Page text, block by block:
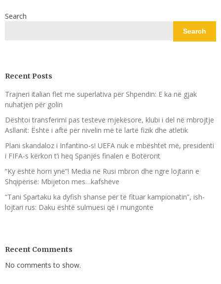
Search
Search
Recent Posts
Trajneri italian flet me superlativa për Shpendin: E ka në gjak
nuhatjen për golin
Dështoi transferimi pas testeve mjekësore, klubi i del në mbrojtje
Asllanit: Është i aftë për nivelin më të lartë fizik dhe atletik
Plani skandaloz i Infantino-s! UEFA nuk e mbështet më, presidenti
i FIFA-s kërkon t’i heq Spanjës finalen e Botërorit
“Ky është horri ynë”! Media në Rusi mbron dhe ngre lojtarin e
Shqipërisë: Mbijeton mes…kafshëve
“Tani Spartaku ka dyfish shanse për të fituar kampionatin”, ish-
lojtari rus: Daku është sulmuesi që i mungonte
Recent Comments
No comments to show.